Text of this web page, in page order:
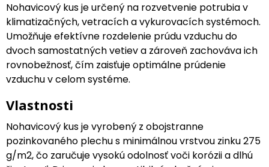
Nohavicový kus je určený na rozvetvenie potrubia v
klimatizačných, vetracích a vykurovacích systémoch.
Umožňuje efektívne rozdelenie prúdu vzduchu do
dvoch samostatných vetiev a zároveň zachováva ich
rovnobežnosť, čím zaisťuje optimálne prúdenie
vzduchu v celom systéme.
Vlastnosti
Nohavicový kus je vyrobený z obojstranne
pozinkovaného plechu s minimálnou vrstvou zinku 275
g/m2, čo zaručuje vysokú odolnosť voči korózii a dlhú